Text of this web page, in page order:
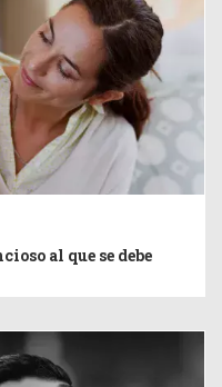
al que se debe